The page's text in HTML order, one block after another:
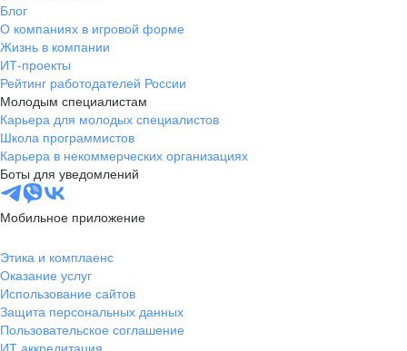
Блог
О компаниях в игровой форме
Жизнь в компании
ИТ-проекты
Рейтинг работодателей России
Молодым специалистам
Карьера для молодых специалистов
Школа программистов
Карьера в некоммерческих организациях
Боты для уведомлений
Мобильное приложение
Этика и комплаенс
Оказание услуг
Использование сайтов
Защита персональных данных
Пользовательское соглашение